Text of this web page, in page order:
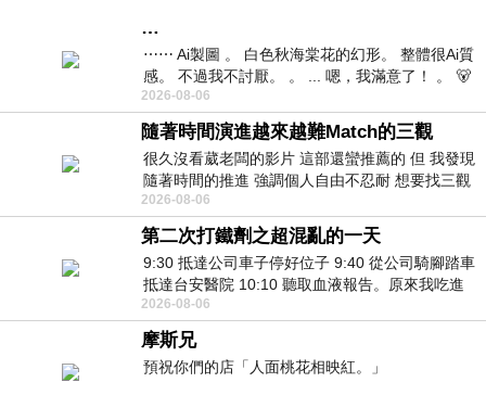
…
⋯⋯ Ai製圖 。 白色秋海棠花的幻形。 整體很Ai質
感。 不過我不討厭。 。 ... 嗯，我滿意了！ 。 🐻
昨中
2026-08-06
隨著時間演進越來越難Match的三觀
很久沒看葳老闆的影片 這部還蠻推薦的 但 我發現
隨著時間的推進 強調個人自由不忍耐 想要找三觀
接近的不要說對象 連朋友都超
2026-08-06
第二次打鐵劑之超混亂的一天
9:30 抵達公司車子停好位子 9:40 從公司騎腳踏車
抵達台安醫院 10:10 聽取血液報告。原來我吃進
去的 B12 彌可保並非沒有吸收而是超
2026-08-06
摩斯兄
預祝你們的店「人面桃花相映紅。」